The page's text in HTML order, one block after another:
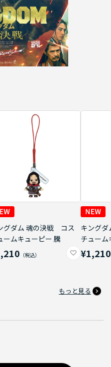
グダム 魂の決戦 コス
ームキューピー 騰
キング
チューム
¥1,210
もっと見る